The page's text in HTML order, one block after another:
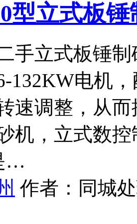
型立式板
手立式板锤
132KW电机
速调整，从
机，立式数
…
作者： 同城